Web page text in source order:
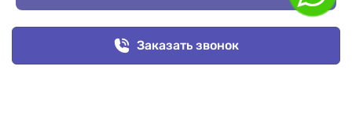
Заказать звонок